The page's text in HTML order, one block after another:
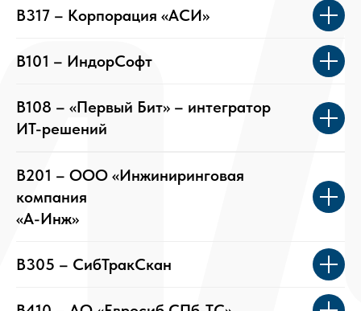
B317 – Корпорация «АСИ»
B101 – ИндорСофт
B108 – «Первый Бит» – интегратор
ИТ-решений
B201 – ООО «Инжиниринговая
компания
«А-Инж»
B305 – СибТракСкан